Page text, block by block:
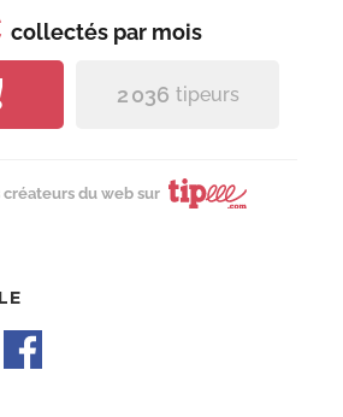
collectés par mois
2 036 tipeurs
du web sur